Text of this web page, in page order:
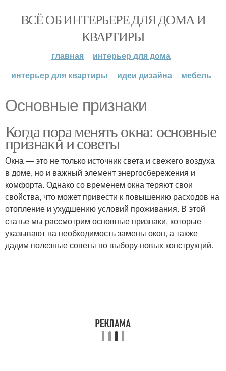
ВСЁ ОБ ИНТЕРЬЕРЕ ДЛЯ ДОМА И
КВАРТИРЫ
главная
интерьер для дома
интерьер для квартиры
идеи дизайна мебель
Основные признаки
Когда пора менять окна: основные
признаки и советы
Окна — это не только источник света и свежего воздуха
в доме, но и важный элемент энергосбережения и
комфорта. Однако со временем окна теряют свои
свойства, что может привести к повышению расходов на
отопление и ухудшению условий проживания. В этой
статье мы рассмотрим основные признаки, которые
указывают на необходимость замены окон, а также
дадим полезные советы по выбору новых конструкций.